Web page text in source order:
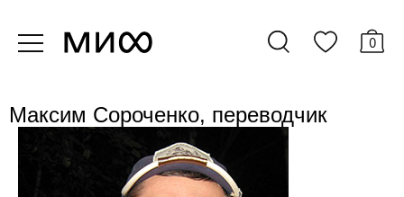
0
Максим Сороченко, переводчик